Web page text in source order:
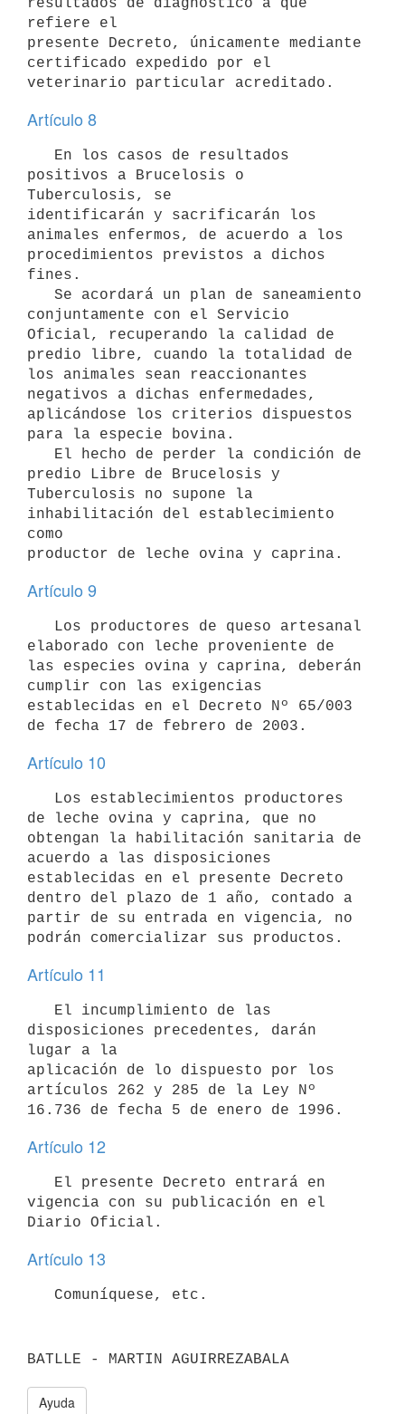
refiere el
presente Decreto, únicamente mediante
certificado expedido por el
veterinario particular acreditado.
Artículo 8
positivos a Brucelosis o
Tuberculosis, se
identificarán y sacrificarán los
animales enfermos, de acuerdo a los
procedimientos previstos a dichos
fines.
conjuntamente con el Servicio
Oficial, recuperando la calidad de
predio libre, cuando la totalidad de
los animales sean reaccionantes
negativos a dichas enfermedades,
aplicándose los criterios dispuestos
para la especie bovina.
predio Libre de Brucelosis y
Tuberculosis no supone la
inhabilitación del establecimiento
como
productor de leche ovina y caprina.
Artículo 9
elaborado con leche proveniente de
las especies ovina y caprina, deberán
cumplir con las exigencias
establecidas en el Decreto Nº 65/003
de fecha 17 de febrero de 2003.
Artículo 10
de leche ovina y caprina, que no
obtengan la habilitación sanitaria de
acuerdo a las disposiciones
establecidas en el presente Decreto
dentro del plazo de 1 año, contado a
partir de su entrada en vigencia, no
podrán comercializar sus productos.
Artículo 11
disposiciones precedentes, darán
lugar a la
aplicación de lo dispuesto por los
artículos 262 y 285 de la Ley Nº
16.736 de fecha 5 de enero de 1996.
Artículo 12
vigencia con su publicación en el
Diario Oficial.
Artículo 13
   Comuníquese, etc.
BATLLE - MARTIN AGUIRREZABALA
Ayuda